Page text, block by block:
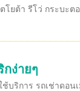
ยต้า รีโว่ กระบะ
ง่ายๆ
ริการ รถเช่าดอน